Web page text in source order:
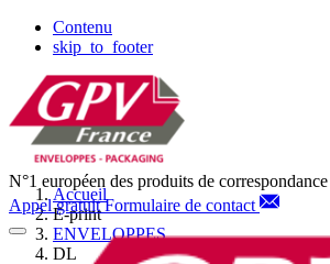
Contenu
skip_to_footer
N°1 européen des produits de correspondance
Appel gratuit Formulaire de contact
Accueil
E-print
ENVELOPPES
DL